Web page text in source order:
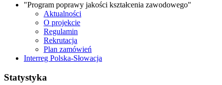
"Program poprawy jakości kształcenia zawodowego"
Aktualności
O projekcie
Regulamin
Rekrutacja
Plan zamówień
Interreg Polska-Słowacja
Statystyka